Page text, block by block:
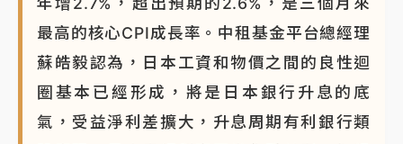
最高的核心CPI成長率。中租基金平台總經理
蘇皓毅認為，日本工資和物價之間的良性迴
圈基本已經形成，將是日本銀行升息的底
氣，受益淨利差擴大，升息周期有利銀行類